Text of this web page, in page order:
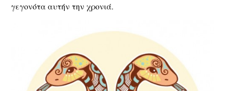
γεγονότα αυτήν την χρονιά.